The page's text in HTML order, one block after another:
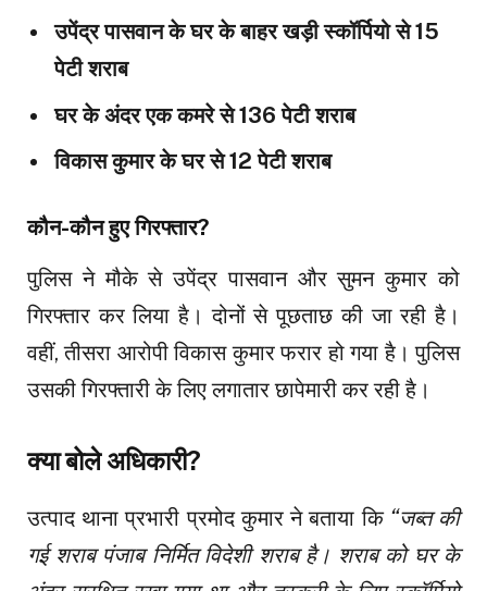
उपेंद्र पासवान के घर के बाहर खड़ी स्कॉर्पियो से 15
पेटी शराब
घर के अंदर एक कमरे से 136 पेटी शराब
विकास कुमार के घर से 12 पेटी शराब
कौन-कौन हुए गिरफ्तार?
पुलिस ने मौके से उपेंद्र पासवान और सुमन कुमार को
गिरफ्तार कर लिया है। दोनों से पूछताछ की जा रही है।
वहीं, तीसरा आरोपी विकास कुमार फरार हो गया है। पुलिस
उसकी गिरफ्तारी के लिए लगातार छापेमारी कर रही है।
क्या बोले अधिकारी?
उत्पाद थाना प्रभारी प्रमोद कुमार ने बताया कि“जब्त की
गई शराब पंजाब निर्मित विदेशी शराब है। शराब को घर के